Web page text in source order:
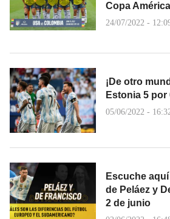
Copa
24/07/2022 -
¡De otro
Estonia 5 por
05/06/2022 -
Escuche
de Peláez y
2 de junio